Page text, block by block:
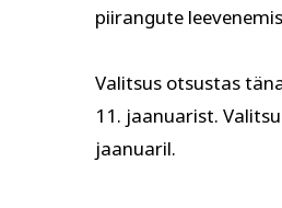
piirangute
Valitsus otsustas
11. jaanuarist.
jaanuaril.